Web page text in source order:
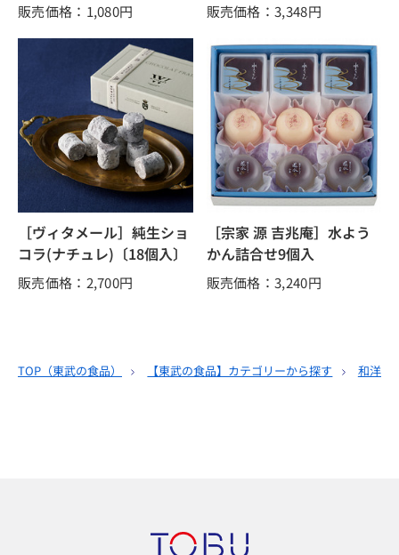
販売価格：1,080円 販売価格：3,348円
［ヴィタメール］純生ショ
コラ(ナチュレ)〔18個入〕
販売価格：2,700円
［宗家 源 吉兆庵］水よう
かん詰合せ9個入
販売価格：3,240円
TOP（東武の食品） 【東武の食品】カテゴリーから探す 和洋酒